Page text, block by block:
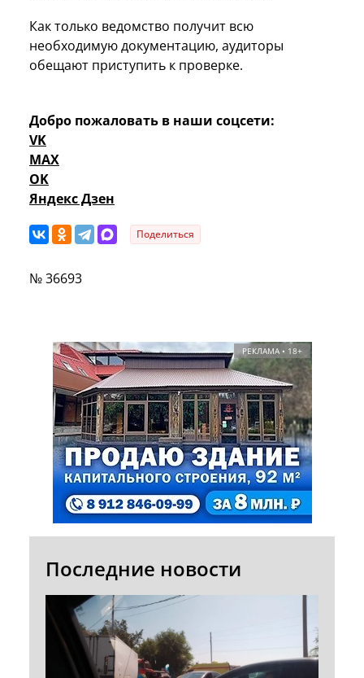
Как только ведомство получит всю
необходимую документацию, аудиторы
обещают приступить к проверке.
Добро пожаловать в наши соцсети:
VK
MAX
OK
Яндекс Дзен
Поделиться
№ 36693
РЕКЛАМА • 18+
Последние новости